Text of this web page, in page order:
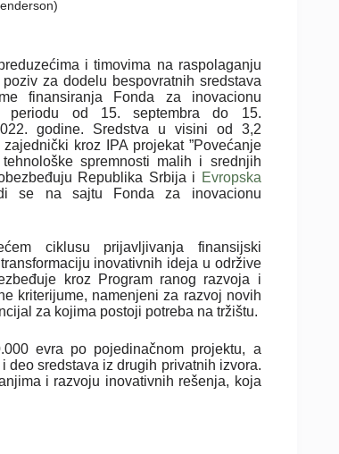
i timovima na raspolaganju
za dodelu bespovratnih sredstava
finansiranja Fonda za inovacionu
periodu od 15. septembra do 15.
godine. Sredstva u visini od 3,2
kroz IPA projekat ”Povećanje
spremnosti malih i srednjih
Republika Srbija i Evropska
se na sajtu Fonda za inovacionu
ciklusu prijavljivanja finansijski
inovativnih ideja u održive
kroz Program ranog razvoja i
kriterijume, namenjeni za razvoj novih
za kojima postoji potreba na tržištu.
evra po pojedinačnom projektu, a
deo sredstava iz drugih privatnih izvora.
i razvoju inovativnih rešenja, koja